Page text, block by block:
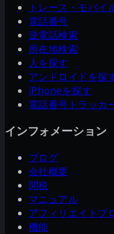
トレース・モバイ
電話番号
逆電話検索
所在地検索
人を探す
アンドロイドを探
iPhoneを探す
電話番号トラッカ
インフォメーション
ブログ
会社概要
関税
マニュアル
アフィリエイトプ
機能